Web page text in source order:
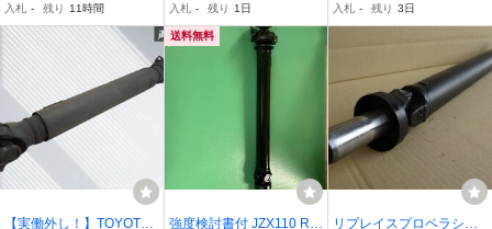
します。クリーニング済
み.ＵＳＥＤ品です
入札 - 残り 11時間
A入札 - 残り 1日 入札 - 残り 3日
【実働外し！】TOYOTA
送料無料
強度検討書付 JZX110 R1 リプレイスプロペラシャ